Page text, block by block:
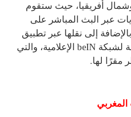
أفريقيا، حيث ستقوم
عبر البث المباشر على
بالإضافة إلى نقلها عبر تطبيق
منصة TOD التابعة لشبكة beIN الإعلامية، والتي
مقرًا لها.
المغربي